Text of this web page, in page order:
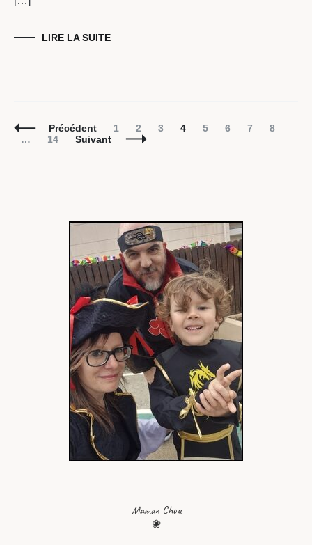
LIRE LA SUITE
NavigationPrécédent Page
1 Page
2 Page
3 Page
4 Page
5 Page
6 Page
7 Page
8
…
Page
14 Suivant
Maman Chou
❀